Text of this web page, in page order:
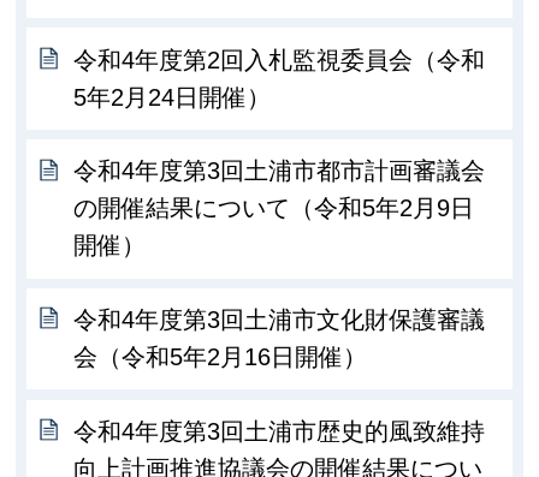
令和4年度第2回入札監視委員会（令和
5年2月24日開催）
令和4年度第3回土浦市都市計画審議会
の開催結果について（令和5年2月9日
開催）
令和4年度第3回土浦市文化財保護審議
会（令和5年2月16日開催）
令和4年度第3回土浦市歴史的風致維持
向上計画推進協議会の開催結果につい